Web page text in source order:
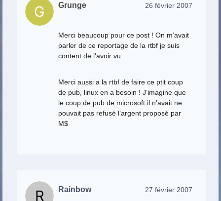
Grunge 26 février 2007
Merci beaucoup pour ce post ! On m’avait
parler de ce reportage de la rtbf je suis
content de l’avoir vu.
Merci aussi a la rtbf de faire ce ptit coup
de pub, linux en a besoin ! J’imagine que
le coup de pub de microsoft il n’avait ne
pouvait pas refusé l’argent proposé par
M$
Rainbow 27 février 2007